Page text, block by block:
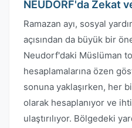
NEUDORF'da Zekat
Ramazan ayı, sosyal
açısından da büyük bir
Neudorf'daki Müslüman
hesaplamalarına özen
sonuna yaklaşırken, her
olarak hesaplanıyor ve
ulaştırılıyor. Bölgedeki